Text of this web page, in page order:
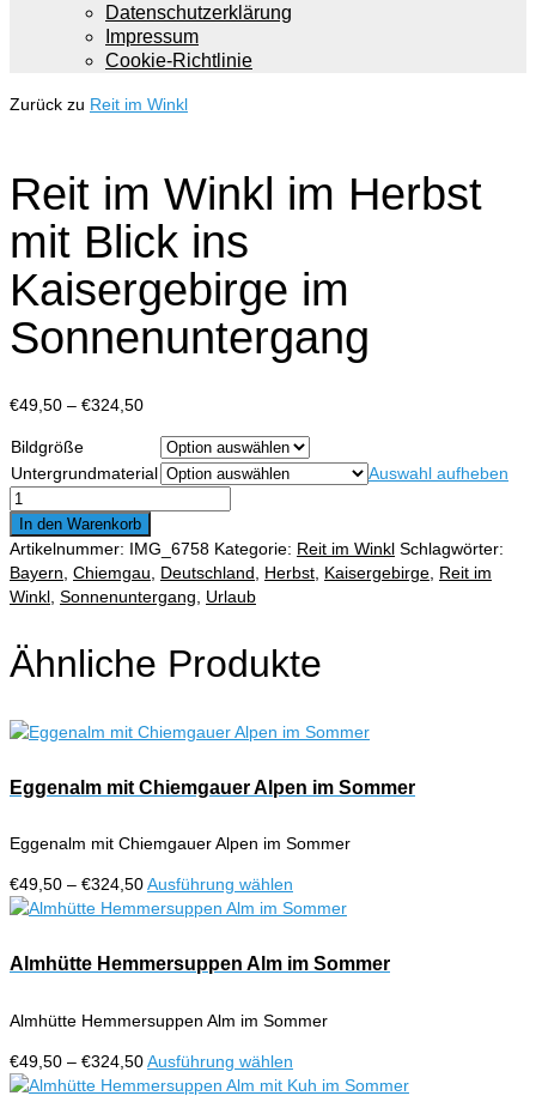
Datenschutzerklärung
Impressum
Cookie-Richtlinie
Zurück zu Reit im Winkl
Reit im Winkl im Herbst
mit Blick ins
Kaisergebirge im
Sonnenuntergang
€49,50 – €324,50Preisspanne:
€324,50
Bildgröße
Untergrundmaterial
Auswahl aufheben
Reit
im
Winkl
im
Herbst
Blick
ins
Sonnenuntergang
In den Warenkorb
Artikelnummer: IMG_6758 Kategorie: Reit im Winkl Schlagwörter:
Bayern Chiemgau Deutschland Herbst Kaisergebirge Reit im
Winkl Sonnenuntergang Urlaub
Ähnliche Produkte
Eggenalm mit Chiemgauer Alpen im Sommer
Eggenalm mit Chiemgauer Alpen im Sommer
€49,50 – €324,50Preisspanne:
€49,50
€324,50
Ausführung wählen
Produkt
mehrere
Varianten
Die
können
auf
Almhütte Hemmersuppen Alm im Sommer
Almhütte Hemmersuppen Alm im Sommer
€49,50 – €324,50Preisspanne:
€49,50
Ausführung wählen
Produkt